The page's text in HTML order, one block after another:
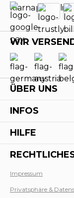
WIR
ÜBER UNS
INFOS
HILFE
Impressum
Privatsphäre &